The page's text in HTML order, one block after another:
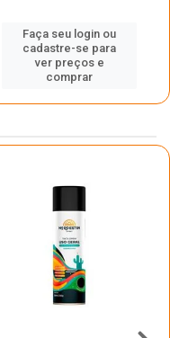
Faça seu login ou
cadastre-se para
ver preços e
comprar